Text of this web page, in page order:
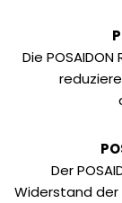
Die
Der
Widerstand